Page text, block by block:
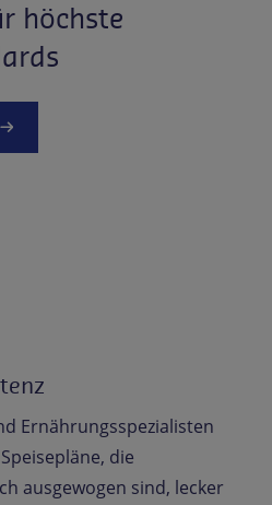
höchste
Ernährungsspezialisten
die
ausgewogen sind, lecker